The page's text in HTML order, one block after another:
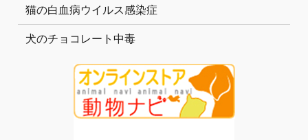
猫の白血病ウイルス感染症
犬のチョコレート中毒